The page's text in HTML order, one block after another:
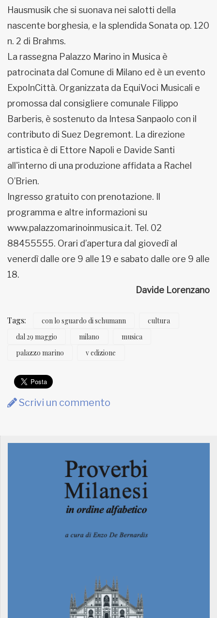
Hausmusik che si suonava nei salotti della
nascente borghesia, e la splendida Sonata op. 120
n. 2 di Brahms.
La rassegna Palazzo Marino in Musica è
patrocinata dal Comune di Milano ed è un evento
ExpoInCittà. Organizzata da EquiVoci Musicali e
promossa dal consigliere comunale Filippo
Barberis, è sostenuto da Intesa Sanpaolo con il
contributo di Suez Degremont. La direzione
artistica è di Ettore Napoli e Davide Santi
all'interno di una produzione affidata a Rachel
O’Brien.
Ingresso gratuito con prenotazione. Il
programma e altre informazioni su
www.palazzomarinoinmusica.it. Tel. 02
88455555. Orari d’apertura dal giovedì al
venerdì dalle ore 9 alle 19 e sabato dalle ore 9 alle
18.
Davide Lorenzano
Tags: con lo sguardo di schumann
cultura
dal 29 maggio
milano
musica
palazzo marino
v edizione
Scrivi un commento